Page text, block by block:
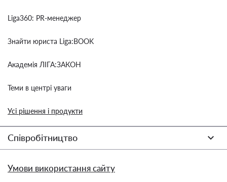
Liga360: PR-менеджер
Знайти юриста Liga:BOOK
Академія ЛІГА:ЗАКОН
Теми в центрі уваги
Усі рішення і продукти
Співробітництво
Умови використання сайту